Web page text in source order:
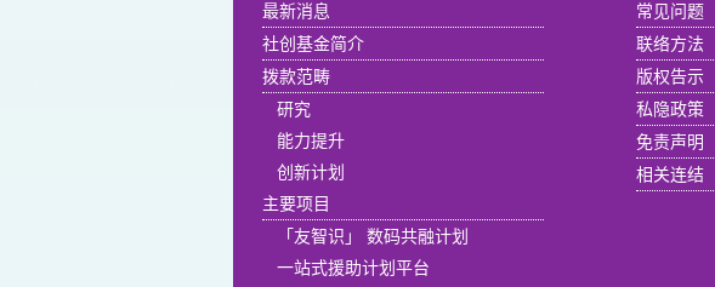
最新消息
社创基金简介
拨款范畴
研究
能力提升
创新计划
主要项目
「友智识」 数码共融计划
一站式援助计划平台
常见问题
联络方法
版权告示
私隐政策
免责声明
相关连结